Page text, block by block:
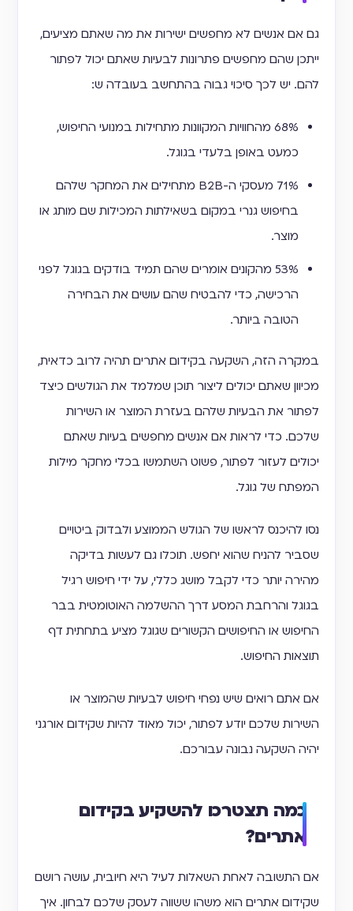
גם אם אנשים לא מחפשים ישירות את מה שאתם מציעים,
ייתכן שהם מחפשים פתרונות לבעיות שאתם יכול לפתור
להם. יש לכך סיכוי גבוה בהתחשב בעובדה ש:
68% מהחוויות המקוונות מתחילות במנועי החיפוש,
כמעט באופן בלעדי בגוגל.
71% מעסקי ה-B2B מתחילים את המחקר שלהם
בחיפוש גנרי במקום בשאילתות המכילות שם מותג או
מוצר.
53% מהקונים אומרים שהם תמיד בודקים בגוגל לפני
הרכישה, כדי להבטיח שהם עושים את הבחירה
הטובה ביותר.
במקרה הזה, השקעה בקידום אתרים תהיה לרוב כדאית,
מכיוון שאתם יכולים ליצור תוכן שמלמד את הגולשים כיצד
לפתור את הבעיות שלהם בעזרת המוצר או השירות
שלכם. כדי לראות אם אנשים מחפשים בעיות שאתם
יכולים לעזור לפתור, פשוט השתמשו בכלי מחקר מילות
המפתח של גוגל.
נסו להיכנס לראשו של הגולש הממוצע ולבדוק ביטויים
שסביר להניח שהוא יחפש. תוכלו גם לעשות בדיקה
מהירה יותר כדי לקבל מושג כללי, על ידי חיפוש רגיל
בגוגל והרחבת המסע דרך ההשלמה האוטומטית בבר
החיפוש או החיפושים הקשורים שגוגל מציע בתחתית דף
תוצאות החיפוש.
אם אתם רואים שיש נפחי חיפוש לבעיות שהמוצר או
השירות שלכם יודע לפתור, יכול מאוד להיות שקידום אורגני
יהיה השקעה נבונה עבורכם.
כמה תצטרכו להשקיע בקידום
אתרים?
אם התשובה לאחת השאלות לעיל היא חיובית, עושה רושם
שקידום אתרים הוא משהו ששווה לעסק שלכם לבחון. איך